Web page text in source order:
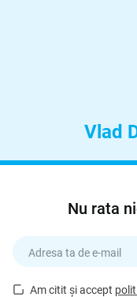
Vlad
Nu rata
Am citit și accept